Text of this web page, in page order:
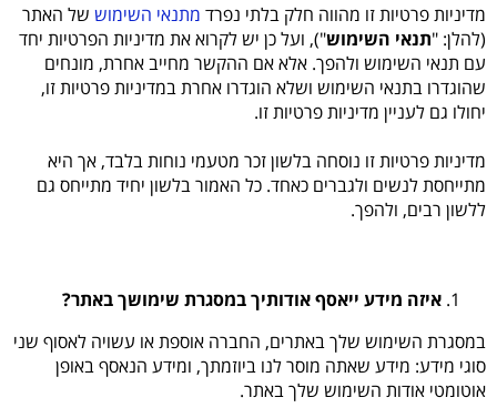
מדיניות פרטיות זו מהווה חלק בלתי נפרד מתנאי השימוש של האתר
(להלן: "תנאי השימוש"), ועל כן יש לקרוא את מדיניות הפרטיות יחד
עם תנאי השימוש ולהפך. אלא אם ההקשר מחייב אחרת, מונחים
שהוגדרו בתנאי השימוש ושלא הוגדרו אחרת במדיניות פרטיות זו,
יחולו גם לעניין מדיניות פרטיות זו.
מדיניות פרטיות זו נוסחה בלשון זכר מטעמי נוחות בלבד, אך היא
מתייחסת לנשים ולגברים כאחד. כל האמור בלשון יחיד מתייחס גם
ללשון רבים, ולהפך.
איזה מידע ייאסף אודותיך במסגרת שימושך באתר?
במסגרת השימוש שלך באתרים, החברה אוספת או עשויה לאסוף שני
סוגי מידע: מידע שאתה מוסר לנו ביוזמתך, ומידע הנאסף באופן
אוטומטי אודות השימוש שלך באתר.